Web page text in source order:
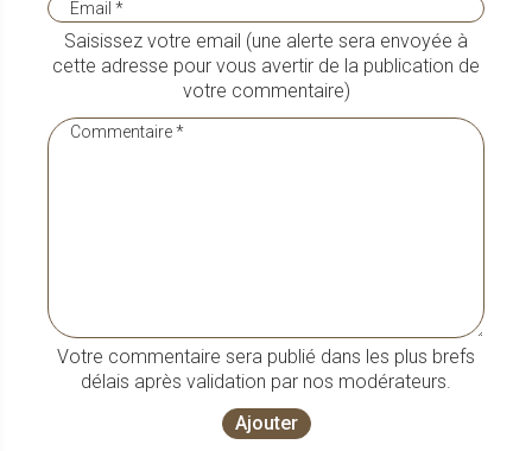
Saisissez votre email (une alerte sera envoyée à
cette adresse pour vous avertir de la publication de
votre commentaire)
Votre commentaire sera publié dans les plus brefs
délais après validation par nos modérateurs.
Ajouter